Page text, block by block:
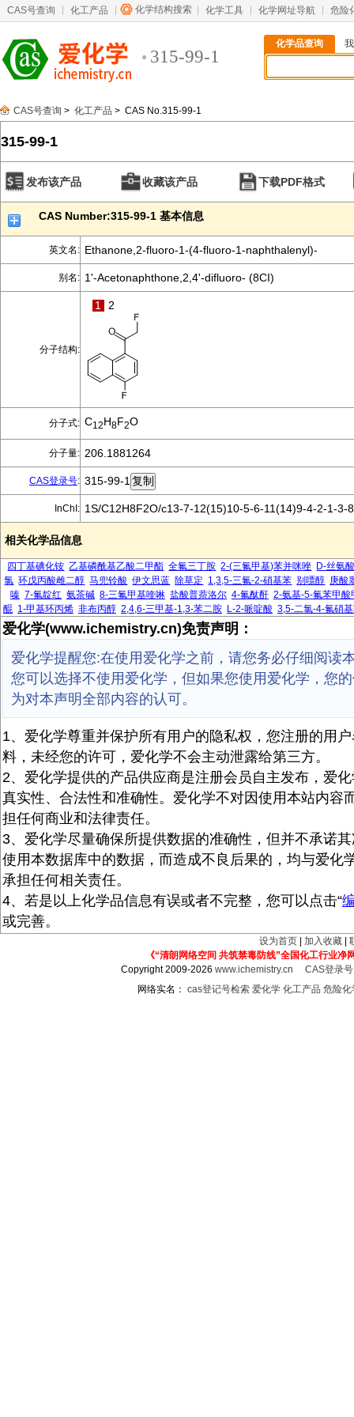
CAS号查询 化工产品 化学结构搜索 化学工具 化学网址导航 危险
315-99-1
化学品查询
CAS号查询 > 化工产品 > CAS No.315-99-1
315-99-1
发布该产品 收藏该产品 下载PDF格式
CAS Number:315-99-1 基本信息
英文名: Ethanone,2-fluoro-1-(4-fluoro-1-naphthalenyl)-
别名: 1'-Acetonaphthone,2,4'-difluoro- (8CI)
分子结构:
1 2
分子式: C12H8F2O
分子量: 206.1881264
CAS登录号: 315-99-1
InChI: 1S/C12H8F2O/c13-7-12(15)10-5-6-11(14)9-4-2-1-3-
相关化学品信息
四丁基碘化铵 乙基磷酰基乙酸二甲酯 全氟三丁胺 2-(三氟甲基)苯并咪唑 D-丝氨
氯 环戊丙酸雌二醇 马兜铃酸 伊文思蓝 除草定 1,3,5-三氟-2-硝基苯 别嘌醇 庚酸
嗪 7-氟靛红 氨茶碱 8-三氟甲基喹啉 盐酸普萘洛尔 4-氟酞酐 2-氨基-5-氟苯甲酸
醌 1-甲基环丙烯 非布丙醇 2,4,6-三甲基-1,3-苯二胺 L-2-哌啶酸 3,5-二氯-4-氟硝
爱化学(www.ichemistry.cn)免责声明：
爱化学提醒您:在使用爱化学之前，请您务必仔细阅读
您可以选择不使用爱化学，但如果您使用爱化学，您
为对本声明全部内容的认可。
1、爱化学尊重并保护所有用户的隐私权，您注册的用
料，未经您的许可，爱化学不会主动泄露给第三方。
2、爱化学提供的产品供应商是注册会员自主发布，爱
真实性、合法性和准确性。爱化学不对因使用本站内容
担任何商业和法律责任。
3、爱化学尽量确保所提供数据的准确性，但并不承诺
使用本数据库中的数据，而造成不良后果的，均与爱化
承担任何相关责任。
4、若是以上化学品信息有误或者不完整，您可以点击“
或完善。
设为首页 加入收藏
《“清朗网络空间 共筑禁毒防线”全国化工行业净
Copyright 2009-2026www.ichemistry.cn
CAS登录
网络实名： cas登记号检索 爱化学 化工产品 危险化